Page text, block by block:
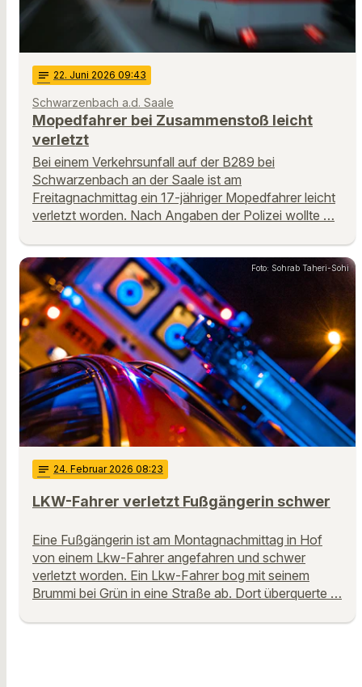
notes 22. Juni 2026 09:43
Schwarzenbach a.d. Saale
Mopedfahrer bei Zusammenstoß leicht
verletzt
Bei einem Verkehrsunfall auf der B289 bei
Schwarzenbach an der Saale ist am
Freitagnachmittag ein 17-jähriger Mopedfahrer leicht
verletzt worden. Nach Angaben der Polizei wollte …
Foto: Sohrab Taheri-Sohi
notes 24. Februar 2026 08:23
LKW-Fahrer verletzt Fußgängerin schwer
Eine Fußgängerin ist am Montagnachmittag in Hof
von einem Lkw-Fahrer angefahren und schwer
verletzt worden. Ein Lkw-Fahrer bog mit seinem
Brummi bei Grün in eine Straße ab. Dort überquerte …